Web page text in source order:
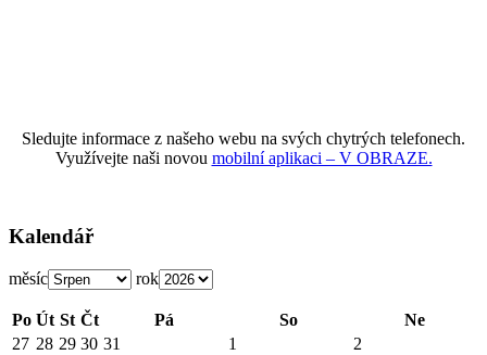
Sledujte informace z našeho webu na svých chytrých telefonech.
Využívejte naši novou mobilní aplikaci – V OBRAZE.
Kalendář
měsíc rok
Po Út St Čt Pá So
Ne
27 28 29 30 31 1
2